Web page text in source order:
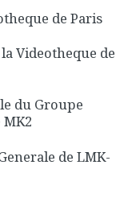
de Paris
Videotheque de
du Groupe
de LMK-